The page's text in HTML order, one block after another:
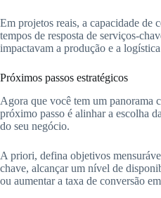
Em projetos reais, a capacidade de
tempos de resposta de serviços-
impactavam a produção e a
Próximos passos estratégicos
Agora que você tem um panorama
próximo passo é alinhar a escolha
do seu negócio.
A priori, defina objetivos
chave, alcançar um nível de
ou aumentar a taxa de conversão